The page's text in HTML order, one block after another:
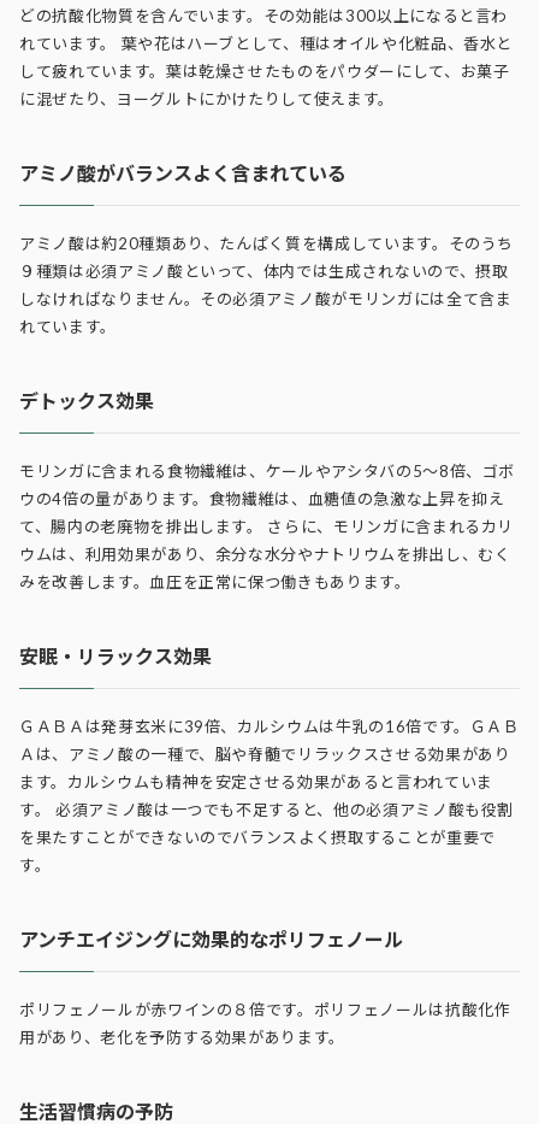
どの抗酸化物質を含んでいます。その効能は300以上になると言わ
れています。 葉や花はハーブとして、種はオイルや化粧品、香水と
して疲れています。葉は乾燥させたものをパウダーにして、お菓子
に混ぜたり、ヨーグルトにかけたりして使えます。
アミノ酸がバランスよく含まれている
アミノ酸は約20種類あり、たんぱく質を構成しています。そのうち
９種類は必須アミノ酸といって、体内では生成されないので、摂取
しなければなりません。その必須アミノ酸がモリンガには全て含ま
れています。
デトックス効果
モリンガに含まれる食物繊維は、ケールやアシタバの5〜8倍、ゴボ
ウの4倍の量があります。食物繊維は、血糖値の急激な上昇を抑え
て、腸内の老廃物を排出します。 さらに、モリンガに含まれるカリ
ウムは、利用効果があり、余分な水分やナトリウムを排出し、むく
みを改善します。血圧を正常に保つ働きもあります。
安眠・リラックス効果
ＧＡＢＡは発芽玄米に39倍、カルシウムは牛乳の16倍です。ＧＡＢ
Ａは、アミノ酸の一種で、脳や脊髄でリラックスさせる効果があり
ます。カルシウムも精神を安定させる効果があると言われていま
す。 必須アミノ酸は一つでも不足すると、他の必須アミノ酸も役割
を果たすことができないのでバランスよく摂取することが重要で
す。
アンチエイジングに効果的なポリフェノール
ポリフェノールが赤ワインの８倍です。ポリフェノールは抗酸化作
用があり、老化を予防する効果があります。
生活習慣病の予防